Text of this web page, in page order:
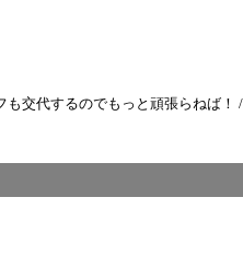
交代するのでもっと頑張らねば！